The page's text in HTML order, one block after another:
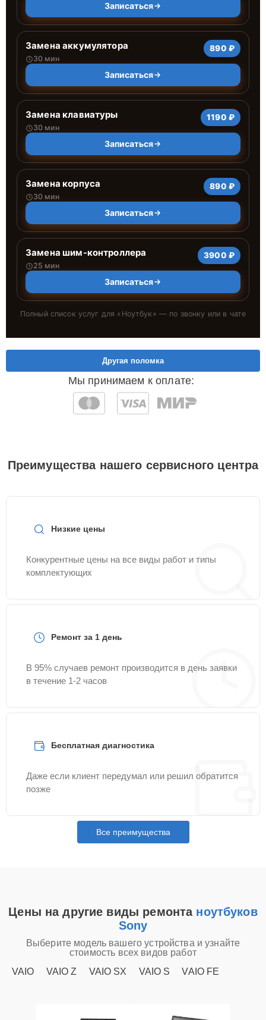
Записаться
Замена аккумулятора
30 мин
890 ₽
Записаться
Замена клавиатуры
30 мин
1190 ₽
Записаться
Замена корпуса
30 мин
890 ₽
Записаться
Замена шим-контроллера
25 мин
3900 ₽
Записаться
Полный список услуг для « Ноутбук » — по звонку или в чате
Мы принимаем к оплате:
Другая поломка
Преимущества нашего сервисного центра
Низкие цены
Конкурентные цены на все виды работ и типы
комплектующих
Ремонт за 1 день
В 95% случаев ремонт производится в день заявки
в течение 1-2 часов
Бесплатная диагностика
Даже если клиент передумал или решил обратится
позже
Все преимущества
Цены на другие виды ремонта ноутбуков
Sony
Выберите модель вашего устройства и узнайте
стоимость всех видов работ
VAIO
VAIO Z VAIO SX VAIO S VAIO FE